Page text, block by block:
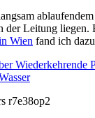
der Leitung liegen.
Wien fand ich
Wiederkehrende